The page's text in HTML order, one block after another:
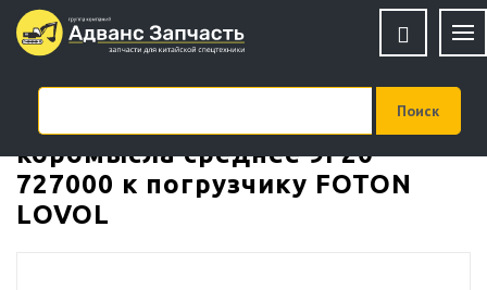
Уплотнительное кольцо
коромысла среднее 9F20-
727000 к погрузчику FOTON
LOVOL